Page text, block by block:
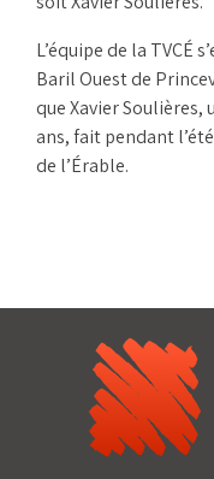
L’équipe de la TVCÉ
Baril Ouest de
que Xavier Soulières,
ans, fait pendant
de l’Érable.